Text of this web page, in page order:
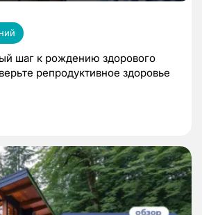
шаг к рождению здорового
репродуктивное здоровье